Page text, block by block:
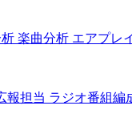
楽曲分析 エアプレ
報担当 ラジオ番組編